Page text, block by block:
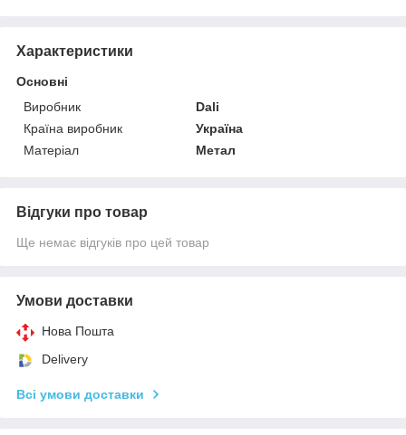
Характеристики
Основні
Виробник
Dali
Країна виробник
Україна
Матеріал
Метал
Відгуки про товар
Ще немає відгуків про цей товар
Умови доставки
Нова Пошта
Delivery
Всі умови доставки